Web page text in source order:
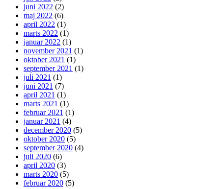
juni 2022 (2)
maj 2022 (6)
april 2022 (1)
marts 2022 (1)
januar 2022 (1)
november 2021 (1)
oktober 2021 (1)
september 2021 (1)
juli 2021 (1)
juni 2021 (7)
april 2021 (1)
marts 2021 (1)
februar 2021 (1)
januar 2021 (4)
december 2020 (5)
oktober 2020 (5)
september 2020 (4)
juli 2020 (6)
april 2020 (3)
marts 2020 (5)
februar 2020 (5)